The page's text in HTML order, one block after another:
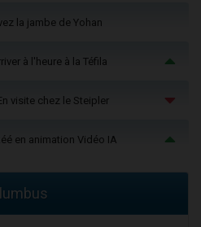
la jambe de Yohan
à l'heure à la Téfila
visite chez le Steipler
en animation Vidéo IA